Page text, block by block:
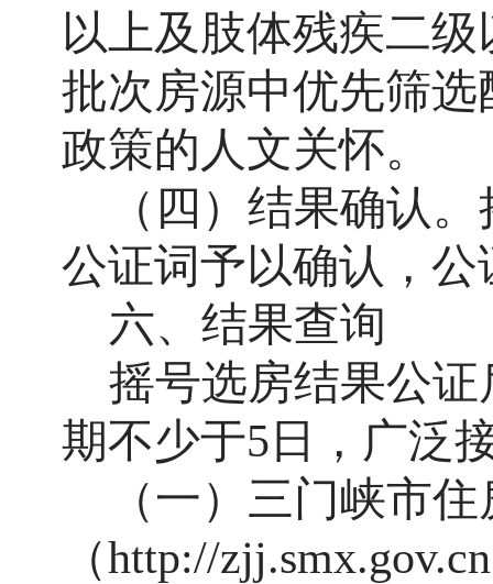
以上及肢体残疾二级
批次房源中优先筛
政策的人文关怀。
（ 四 ）结果确认。
公证词予以确认，
六、结果查询
摇号选房结果公
期不少于5日，广泛
（一）三门峡市
（http://